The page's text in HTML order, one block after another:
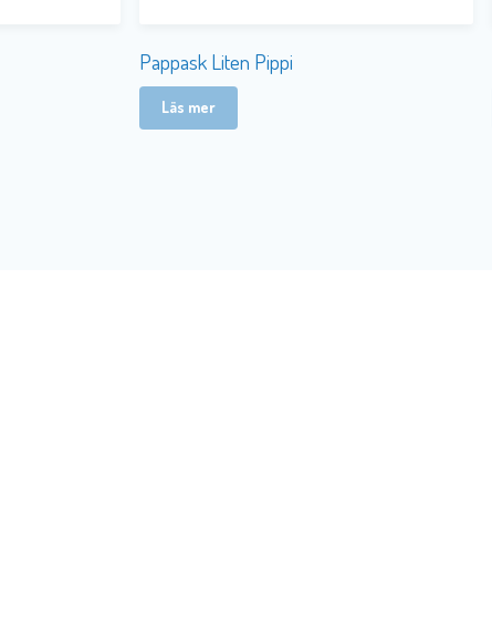
Pappask Liten Pippi
Läs mer